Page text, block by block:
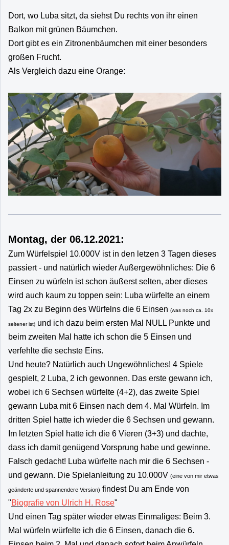
Dort, wo Luba sitzt, da siehst Du rechts von ihr einen
Balkon mit grünen Bäumchen.
Dort gibt es ein Zitronenbäumchen mit einer besonders
großen Frucht.
Als Vergleich dazu eine Orange:
Montag, der 06.12.2021:
Zum Würfelspiel 10.000V ist in den letzen 3 Tagen dieses
passiert - und natürlich wieder Außergewöhnliches: Die 6
Einsen zu würfeln ist schon äußerst selten, aber dieses
wird auch kaum zu toppen sein: Luba würfelte an einem
Tag 2x zu Beginn des Würfelns die 6 Einsen (was noch ca. 10x
seltener ist) und ich dazu beim ersten Mal NULL Punkte und
beim zweiten Mal hatte ich schon die 5 Einsen und
verfehlte die sechste Eins.
Und heute? Natürlich auch Ungewöhnliches! 4 Spiele
gespielt, 2 Luba, 2 ich gewonnen. Das erste gewann ich,
wobei ich 6 Sechsen würfelte (4+2), das zweite Spiel
gewann Luba mit 6 Einsen nach dem 4. Mal Würfeln. Im
dritten Spiel hatte ich wieder die 6 Sechsen und gewann.
Im letzten Spiel hatte ich die 6 Vieren (3+3) und dachte,
dass ich damit genügend Vorsprung habe und gewinne.
Falsch gedacht! Luba würfelte nach mir die 6 Sechsen -
und gewann. Die Spielanleitung zu 10.000V (eine von mir etwas
geänderte und spannendere Version) findest Du am Ende von
"Biografie von Ulrich H. Rose"
Und einen Tag später wieder etwas Einmaliges: Beim 3.
Mal würfeln würfelte ich die 6 Einsen, danach die 6.